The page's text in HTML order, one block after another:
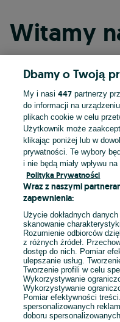
Witamy
E-mail
Hasło
Dbamy o Twoją
My i nasi447 partnerzy
do informacji na
plikach cookie w celu
Użytkownik może
klikając poniżej lub w
prywatności. Te wybory
i nie będą miały wpływu
Polityka Prywatności
Wraz z naszymi
zapewnienia:
Użycie dokładnych
skanowanie
Rozumienie odbiorców
z różnych źródeł.
dostęp do nich. Pomiar
ulepszanie usług.
Tworzenie profili w celu
Wykorzystywanie
Wykorzystywanie
Pomiar efektywności
spersonalizowanych
doboru